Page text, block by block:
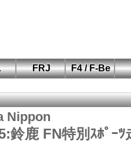
FRJ
F4 / F-Be
Nippon
鈴鹿 FN特別ｽﾎﾟｰﾂ